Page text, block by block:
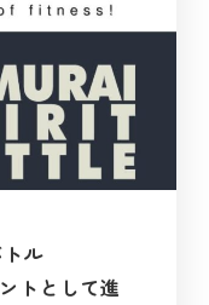
ル
トとして進